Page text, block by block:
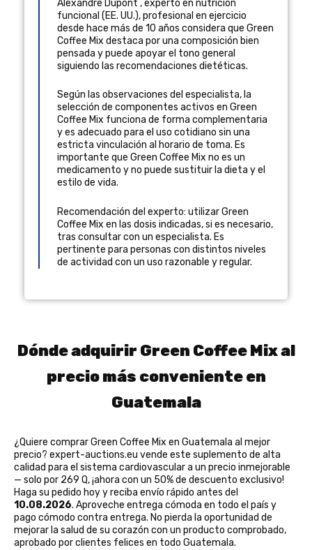
Alexandre Dupont ,experto en nutrición
funcional (EE. UU.), profesional en ejercicio
desde hace más de 10 años considera que Green
Coffee Mix destaca por una composición bien
pensada y puede apoyar el tono general
siguiendo las recomendaciones dietéticas.
Según las observaciones del especialista, la
selección de componentes activos en Green
Coffee Mix funciona de forma complementaria
y es adecuado para el uso cotidiano sin una
estricta vinculación al horario de toma. Es
importante que Green Coffee Mix no es un
medicamento y no puede sustituir la dieta y el
estilo de vida.
Recomendación del experto: utilizar Green
Coffee Mix en las dosis indicadas, si es necesario,
tras consultar con un especialista. Es
pertinente para personas con distintos niveles
de actividad con un uso razonable y regular.
Dónde adquirir Green Coffee Mix al
precio más conveniente en
Guatemala
¿Quiere comprar Green Coffee Mix en Guatemala al mejor
precio? expert-auctions.eu vende este suplemento de alta
calidad para el sistema cardiovascular a un precio inmejorable
— solo por 269 Q, ¡ahora con un 50% de descuento exclusivo!
Haga su pedido hoy y reciba envío rápido antes del
10.08.2026. Aproveche entrega cómoda en todo el país y
pago cómodo contra entrega. No pierda la oportunidad de
mejorar la salud de su corazón con un producto comprobado,
aprobado por clientes felices en todo Guatemala.